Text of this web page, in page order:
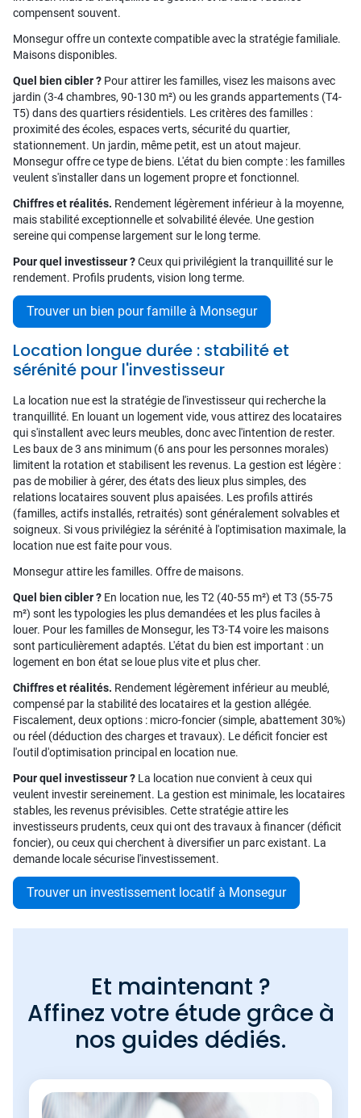
compensent souvent.
Monsegur offre un contexte compatible avec la stratégie familiale.
Maisons disponibles.
Quel bien cibler ? Pour attirer les familles, visez les maisons avec
jardin (3-4 chambres, 90-130 m²) ou les grands appartements (T4-
T5) dans des quartiers résidentiels. Les critères des familles :
proximité des écoles, espaces verts, sécurité du quartier,
stationnement. Un jardin, même petit, est un atout majeur.
Monsegur offre ce type de biens. L'état du bien compte : les familles
veulent s'installer dans un logement propre et fonctionnel.
Chiffres et réalités. Rendement légèrement inférieur à la moyenne,
mais stabilité exceptionnelle et solvabilité élevée. Une gestion
sereine qui compense largement sur le long terme.
Pour quel investisseur ?Ceux qui privilégient la tranquillité sur le
rendement. Profils prudents, vision long terme.
Trouver un bien pour famille à Monsegur
Location longue durée : stabilité et
sérénité pour l'investisseur
La location nue est la stratégie de l'investisseur qui recherche la
tranquillité. En louant un logement vide, vous attirez des locataires
qui s'installent avec leurs meubles, donc avec l'intention de rester.
Les baux de 3 ans minimum (6 ans pour les personnes morales)
limitent la rotation et stabilisent les revenus. La gestion est légère :
pas de mobilier à gérer, des états des lieux plus simples, des
relations locataires souvent plus apaisées. Les profils attirés
(familles, actifs installés, retraités) sont généralement solvables et
soigneux. Si vous privilégiez la sérénité à l'optimisation maximale, la
location nue est faite pour vous.
Monsegur attire les familles. Offre de maisons.
Quel bien cibler ? En location nue, les T2 (40-55 m²) et T3 (55-75
m²) sont les typologies les plus demandées et les plus faciles à
louer. Pour les familles de Monsegur, les T3-T4 voire les maisons
sont particulièrement adaptés. L'état du bien est important : un
logement en bon état se loue plus vite et plus cher.
Chiffres et réalités. Rendement légèrement inférieur au meublé,
compensé par la stabilité des locataires et la gestion allégée.
Fiscalement, deux options : micro-foncier (simple, abattement 30%)
ou réel (déduction des charges et travaux). Le déficit foncier est
l'outil d'optimisation principal en location nue.
Pour quel investisseur ? La location nue convient à ceux qui
veulent investir sereinement. La gestion est minimale, les locataires
stables, les revenus prévisibles. Cette stratégie attire les
investisseurs prudents, ceux qui ont des travaux à financer (déficit
foncier), ou ceux qui cherchent à diversifier un parc existant. La
demande locale sécurise l'investissement.
Trouver un investissement locatif à Monsegur
Et maintenant ?
Affinez votre étude grâce à
nos guides dédiés.